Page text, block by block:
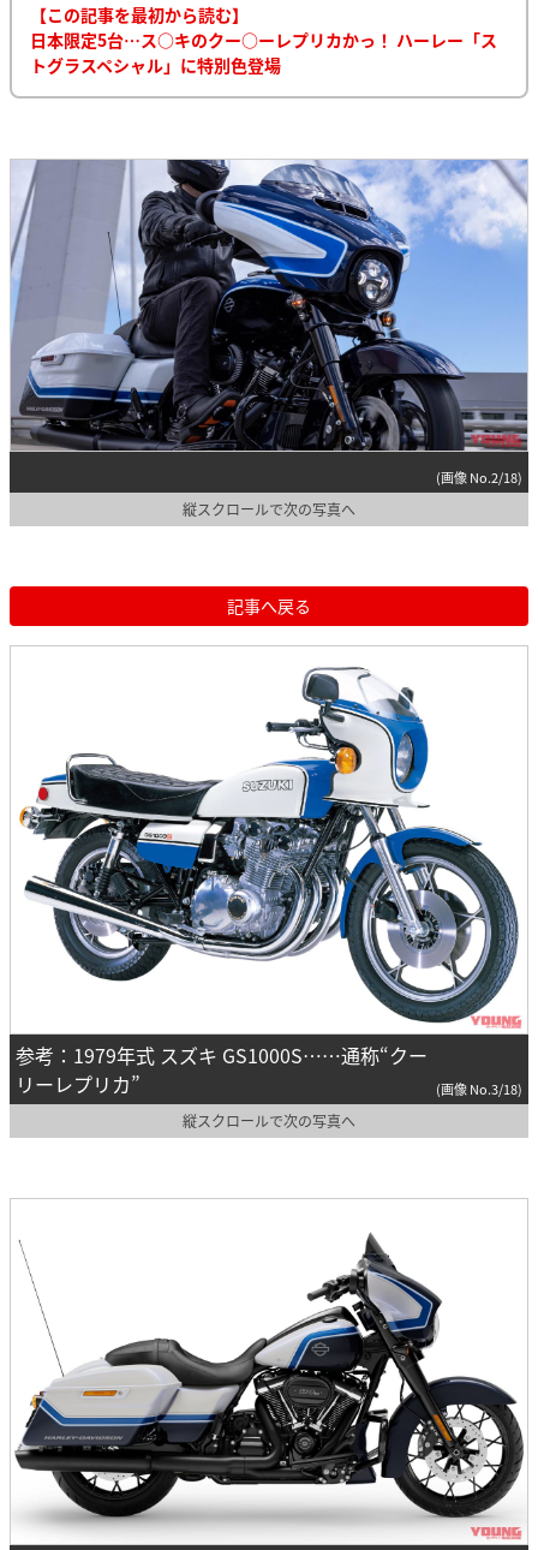
【この記事を最初から読む】
日本限定5台…ス○キのクー○ーレプリカかっ！ ハーレー「ス
トグラスペシャル」に特別色登場
(画像 No.2/18)
縦スクロールで次の写真へ
記事へ戻る
参考：1979年式 スズキ GS1000S……通称“クー
リーレプリカ”
(画像 No.3/18)
縦スクロールで次の写真へ